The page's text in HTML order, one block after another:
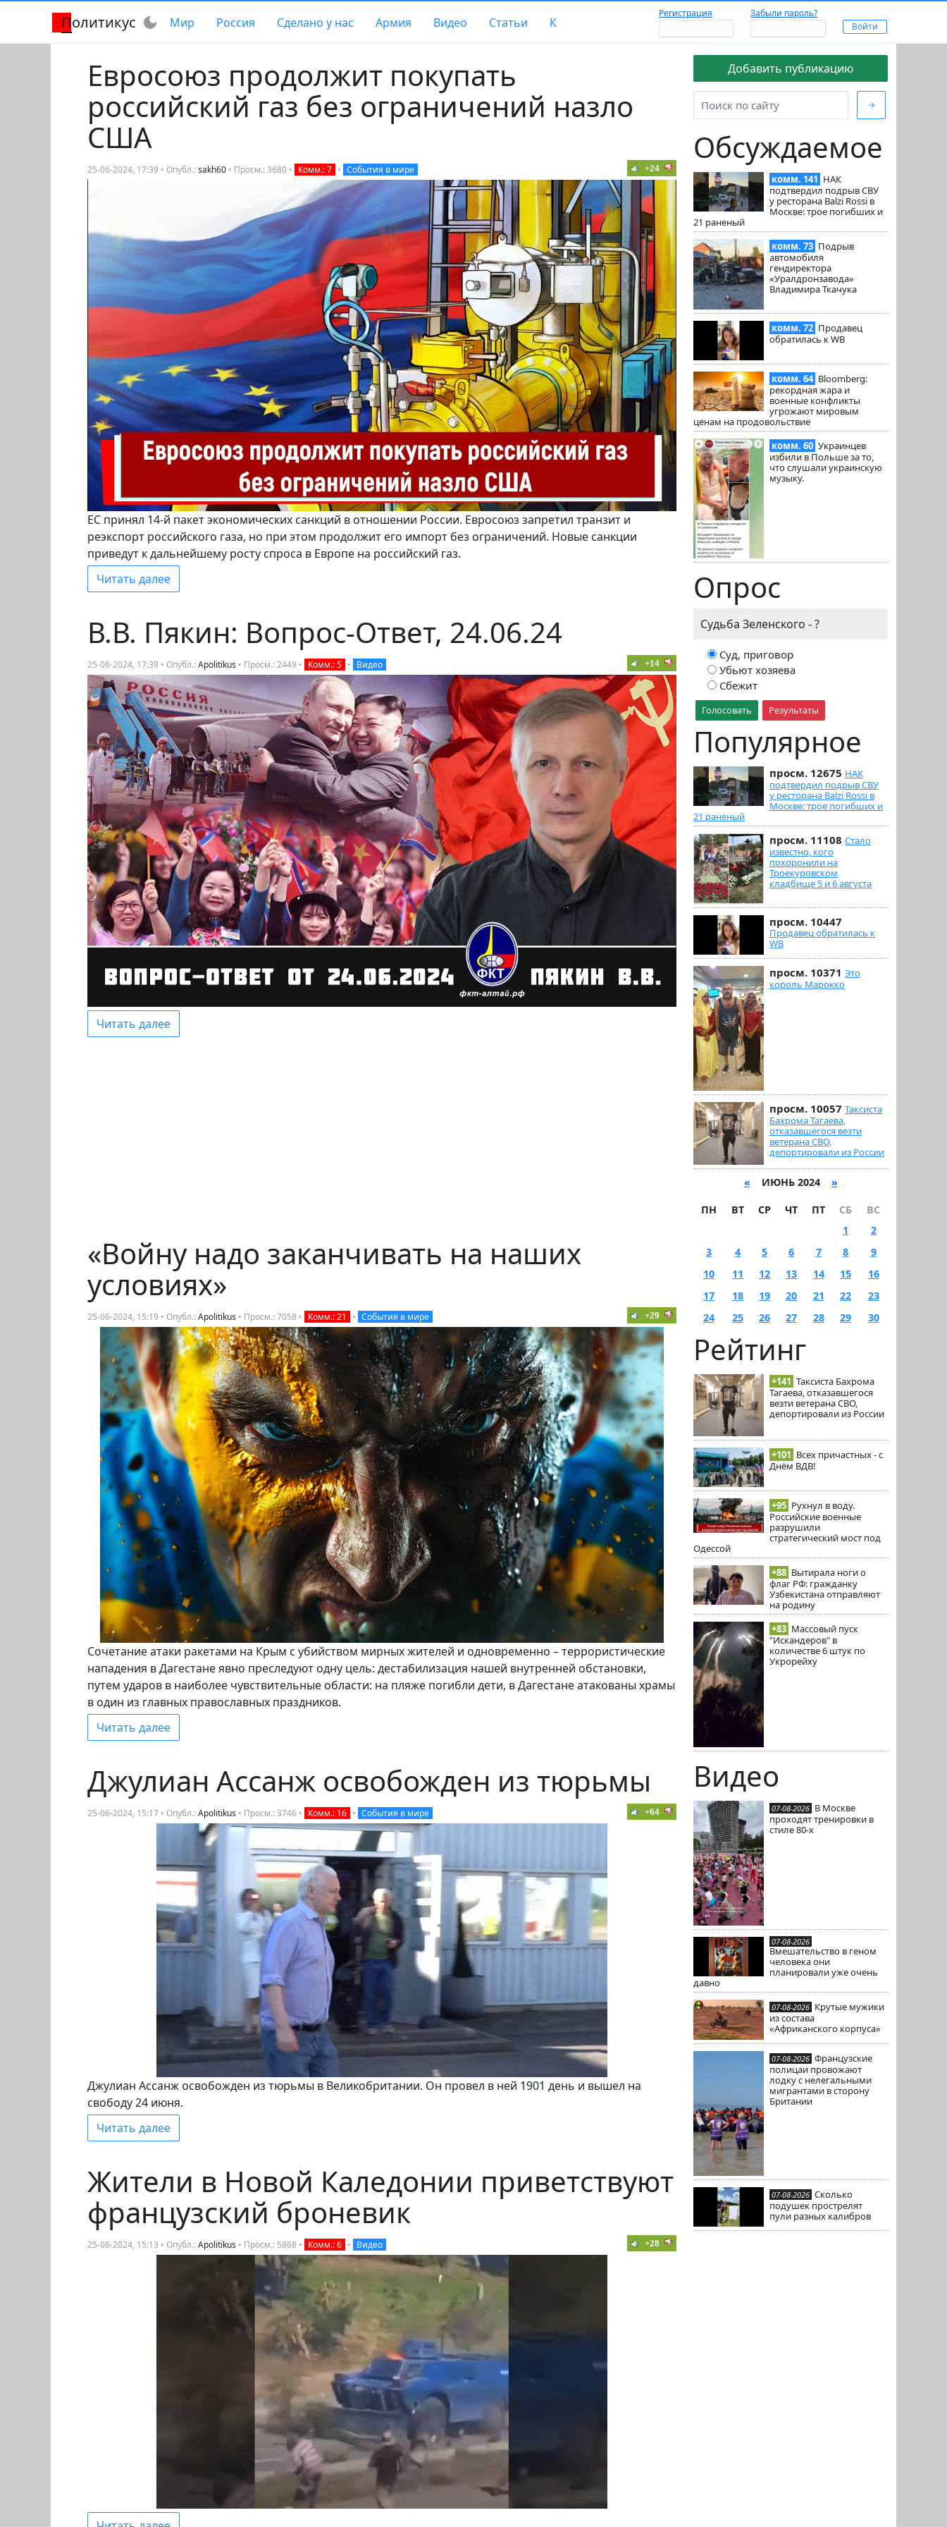
Политикус dark_mode Мир Россия Сделано у нас Армия Видео Статьи К
Регистрация Забыли пароль?
Добавить публикацию
→
Обсуждаемое
комм. 141 НАК
подтвердил подрыв СВУ
у ресторана Balzi Rossi в
Москве: трое погибших и
21 раненый
комм. 73 Подрыв
автомобиля
гендиректора
«Уралдронзавода»
Владимира Ткачука
комм. 72 Продавец
обратилась к WB
комм. 64 Bloomberg:
рекордная жара и
военные конфликты
угрожают мировым
ценам на продовольствие
комм. 60 Украинцев
избили в Польше за то,
что слушали украинскую
музыку.
Опрос
Судьба Зеленского - ?
Суд, приговор
Убьют хозяева
Сбежит
Голосовать Результаты
Популярное
просм. 12675 НАК
подтвердил подрыв СВУ
у ресторана Balzi Rossi в
Москве: трое погибших и
21 раненый
просм. 11108 Стало
известно, кого
похоронили на
Троекуровском
кладбище 5 и 6 августа
просм. 10447
Продавец обратилась к
WB
просм. 10371 Это
король Марокко
просм. 10057 Таксиста
Бахрома Тагаева,
отказавшегося везти
ветерана СВО,
депортировали из России
« ИЮНЬ 2024 »
ПН ВТ СР ЧТ ПТ СБ
ВС
1
2
3
4 5 6 7 8
9
10
11 12 13 14 15
16
17
18 19 20 21 22
23
24
25 26 27 28 29 30
Рейтинг
+141 Таксиста Бахрома
Тагаева, отказавшегося
везти ветерана СВО,
депортировали из России
+101 Всех причастных - с
Днём ВДВ!
+95 Рухнул в воду.
Российские военные
разрушили
стратегический мост под
Одессой
+88 Вытирала ноги о
флаг РФ: гражданку
Узбекистана отправляют
на родину
+83 Массовый пуск
"Искандеров" в
количестве 6 штук по
Укрорейху
Видео
07-08-2026 В Москве
проходят тренировки в
стиле 80-х
07-08-2026
Вмешательство в геном
человека они
планировали уже очень
давно
07-08-2026 Крутые мужики
из состава
«Африканского корпуса»
07-08-2026 Французские
полицаи провожают
лодку с нелегальными
мигрантами в сторону
Британии
07-08-2026 Сколько
подушек прострелят
пули разных калибров
Евросоюз продолжит покупать
российский газ без ограничений назло
США
25-06-2024, 17:39 • Опубл.:sakh60 • Просм.: 3680 • Комм.: 7 • События в мире +24
ЕС принял 14-й пакет экономических санкций в отношении России. Евросоюз запретил транзит и
реэкспорт российского газа, но при этом продолжит его импорт без ограничений. Новые санкции
приведут к дальнейшему росту спроса в Европе на российский газ.
Читать далее
В.В. Пякин: Вопрос-Ответ, 24.06.24
25-06-2024, 17:39 • Опубл.:Apolitikus • Просм.: 2449 • Комм.: 5 • Видео +14
Читать далее
«Войну надо заканчивать на наших
условиях»
25-06-2024, 15:19 • Опубл.:Apolitikus • Просм.: 7058 • Комм.: 21 • События в мире +29
Сочетание атаки ракетами на Крым с убийством мирных жителей и одновременно – террористические
нападения в Дагестане явно преследуют одну цель: дестабилизация нашей внутренней обстановки,
путем ударов в наиболее чувствительные области: на пляже погибли дети, в Дагестане атакованы храмы
в один из главных православных праздников.
Читать далее
Джулиан Ассанж освобожден из тюрьмы
25-06-2024, 15:17 • Опубл.:Apolitikus • Просм.: 3746 • Комм.: 16 • События в мире +64
Джулиан Ассанж освобожден из тюрьмы в Великобритании. Он провел в ней 1901 день и вышел на
свободу 24 июня.
Читать далее
Жители в Новой Каледонии приветствуют
французский броневик
25-06-2024, 15:13 • Опубл.:Apolitikus • Просм.: 5868 • Комм.: 6 • Видео +28